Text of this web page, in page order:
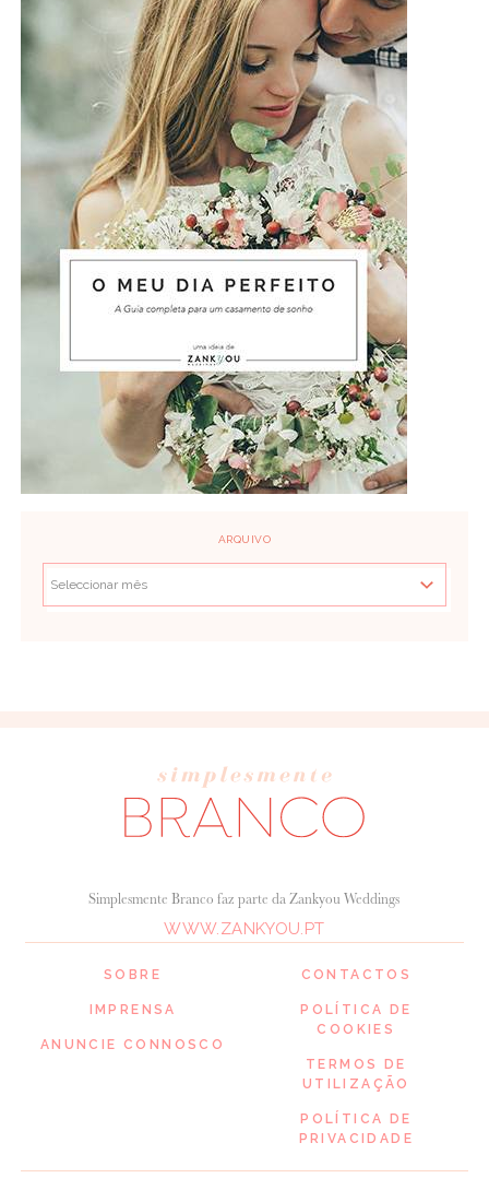
ARQUIVO
SOBRE
IMPRENSA
ANUNCIE CONNOSCO
Simplesmente Branco faz parte da Zankyou Weddings
WWW.ZANKYOU.PT
CONTACTOS
POLÍTICA DE
COOKIES
TERMOS DE
UTILIZAÇÃO
POLÍTICA DE
PRIVACIDADE